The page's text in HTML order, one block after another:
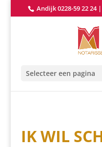
Andijk 0228-59 22 24|
Selecteer een pagina
IK WIL